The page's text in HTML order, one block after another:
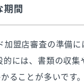
期間
加盟店審査の準備
的には、書類の収集
ることが多いです